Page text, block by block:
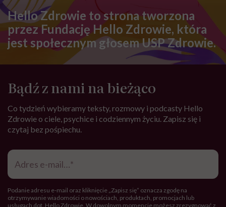
Hello Zdrowie to strona tworzona
przez Fundację Hello Zdrowie, która
jest społecznym głosem USP Zdrowie.
Bądź z nami na bieżąco
Co tydzień wybieramy teksty, rozmowy i podcasty Hello
Zdrowie o ciele, psychice i codziennym życiu. Zapisz się i
czytaj bez pośpiechu.
Adres
mail*
Podanie adresu e-mail oraz kliknięcie „Zapisz się” oznacza zgodę na
otrzymywanie wiadomości o nowościach, produktach, promocjach lub
usługach dot. Hello Zdrowie. W dowolnym momencie możesz zrezygnować z